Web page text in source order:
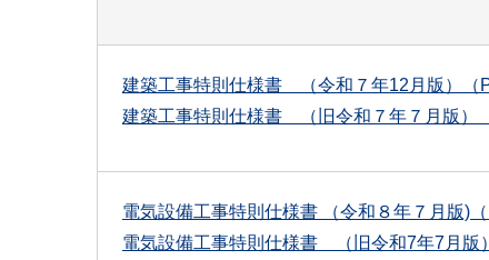
建築工事特則仕様書 （令和７年12月版）（
建築工事特則仕様書 （旧令和７年７月版）
電気設備工事特則仕様書 （令和８年７月版)（
電気設備工事特則仕様書 （旧令和7年7月版